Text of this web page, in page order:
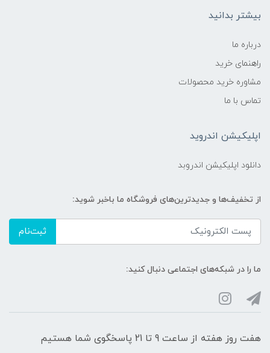
بیشتر بدانید
درباره ما
راهنمای خرید
مشاوره خرید محصولات
تماس با ما
اپلیکیشن اندروید
دانلود اپلیکیشن اندروبد
از تخفیف‌ها و جدیدترین‌های فروشگاه ما باخبر شوید:
ثبت‌نام
ما را در شبکه‌های اجتماعی دنبال کنید:
هفت روز هفته از ساعت 9 تا 21 پاسخگوی شما هستیم